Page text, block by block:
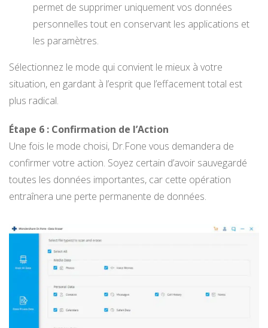
permet de supprimer uniquement vos données
personnelles tout en conservant les applications et
les paramètres.
Sélectionnez le mode qui convient le mieux à votre
situation, en gardant à l’esprit que l’effacement total est
plus radical.
Étape 6 : Confirmation de l’Action
Une fois le mode choisi, Dr.Fone vous demandera de
confirmer votre action. Soyez certain d’avoir sauvegardé
toutes les données importantes, car cette opération
entraînera une perte permanente de données.